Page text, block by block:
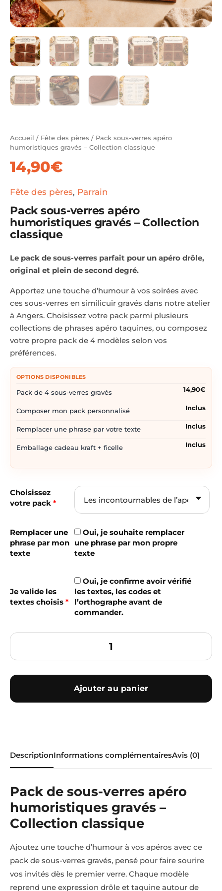
Accueil / Fête des pères / Pack sous-verres apéro
humoristiques gravés – Collection classique
14,90€
Fête des pères, Parrain
Pack sous-verres apéro
humoristiques gravés – Collection
classique
Le pack de sous-verres parfait pour un apéro drôle,
original et plein de second degré.
Apportez une touche d’humour à vos soirées avec
ces sous-verres en similicuir gravés dans notre atelier
à Angers. Choisissez votre pack parmi plusieurs
collections de phrases apéro taquines, ou composez
votre propre pack de 4 modèles selon vos
préférences.
OPTIONS DISPONIBLES
Pack de 4 sous-verres gravés 14,90€
Composer mon pack personnalisé Inclus
Remplacer une phrase par votre texte Inclus
Emballage cadeau kraft + ficelle Inclus
Choisissez
votre pack *
Remplacer une
phrase par mon
texte
Oui, je souhaite remplacer
une phrase par mon propre
texte
Je valide les
textes choisis *
Oui, je confirme avoir vérifié
les textes, les codes et
l’orthographe avant de
commander.
Ajouter au panier
DescriptionInformations complémentairesAvis (0)
Pack de sous-verres apéro
humoristiques gravés –
Collection classique
Ajoutez une touche d’humour à vos apéros avec ce
pack de sous-verres gravés, pensé pour faire sourire
vos invités dès le premier verre. Chaque modèle
reprend une expression drôle et taquine autour de